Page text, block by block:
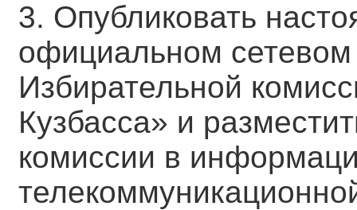
3. Опубликовать
официальном сетевом
Избирательной
Кузбасса» и
комиссии в